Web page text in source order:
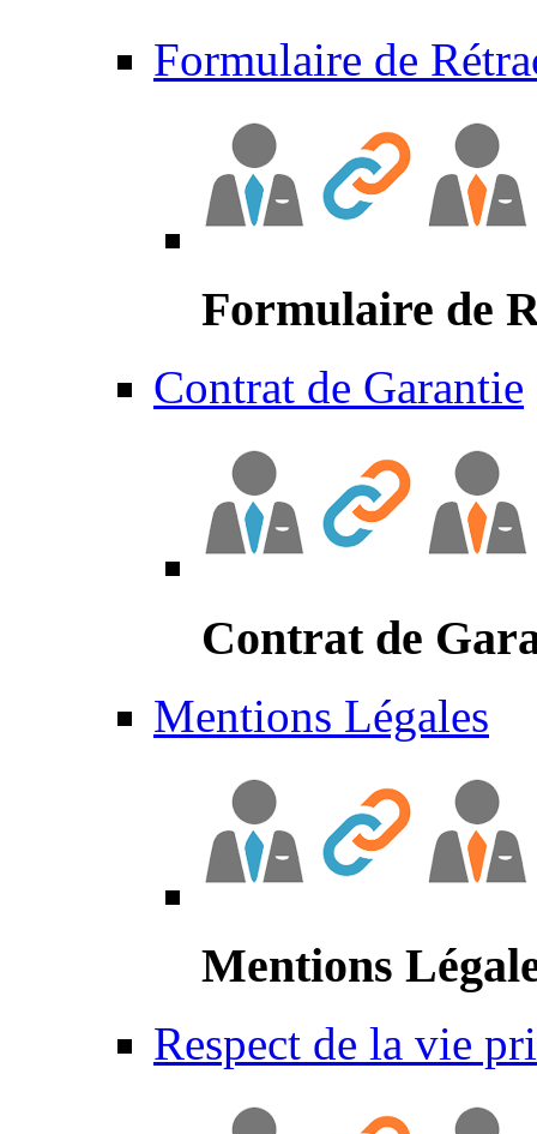
Formulaire de
Formulaire de
Contrat de Garantie
Contrat de
Mentions Légales
Mentions
Respect de la vie